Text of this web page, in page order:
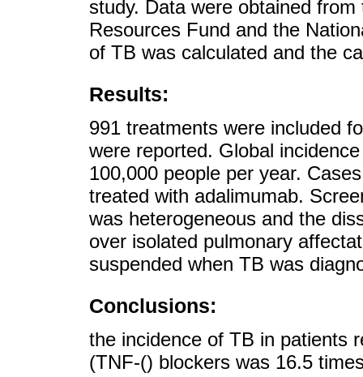
study. Data were obtained
Resources Fund and the
of TB was calculated and the
Results:
991 treatments were included
were reported. Global
100,000 people per year.
treated with adalimumab.
was heterogeneous and the
over isolated pulmonary
suspended when TB was
Conclusions:
the incidence of TB in patients
(TNF-() blockers was 16.5